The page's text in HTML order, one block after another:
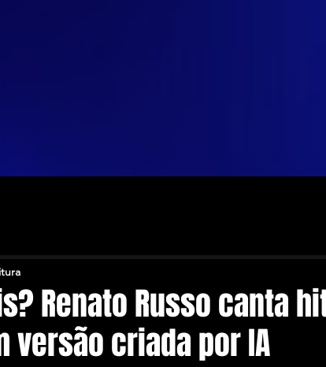
Renato Russo canta
versão criada por IA